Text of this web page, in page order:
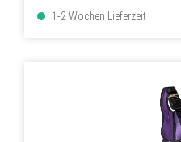
1-2 Wochen Lieferzeit